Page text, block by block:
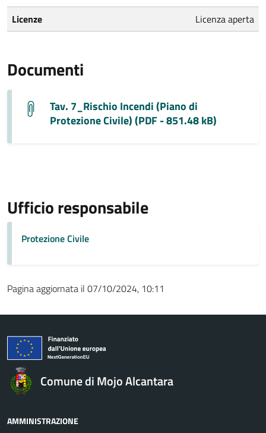
Licenze Licenza aperta
Documenti
Tav. 7_Rischio Incendi (Piano di
Protezione Civile) (PDF - 851.48 kB)
Ufficio responsabile
Protezione Civile
Pagina aggiornata il 07/10/2024, 10:11
Comune di Mojo Alcantara
AMMINISTRAZIONE